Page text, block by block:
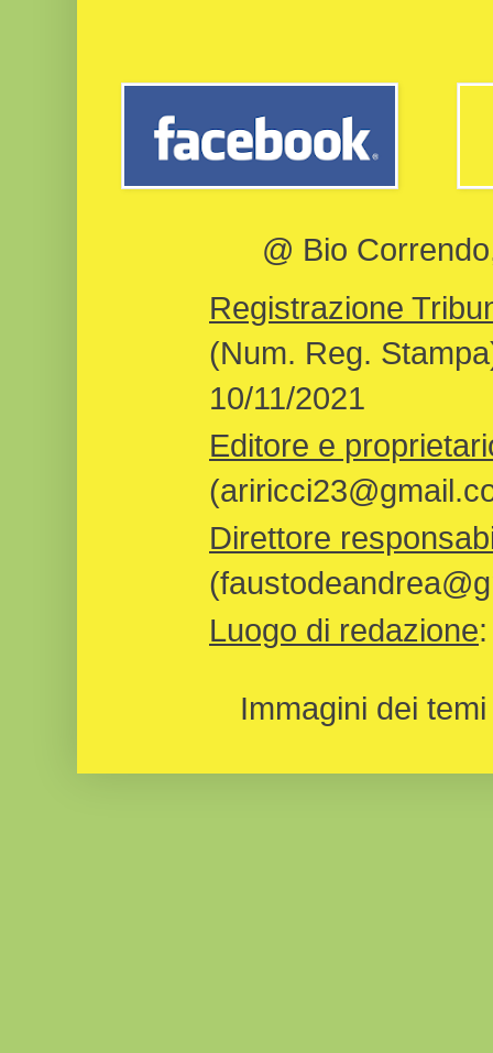
@ Bio
Registrazione
(Num. Reg.
10/11/2021
Editore e
Direttore
Luogo di redazione
Immagini dei